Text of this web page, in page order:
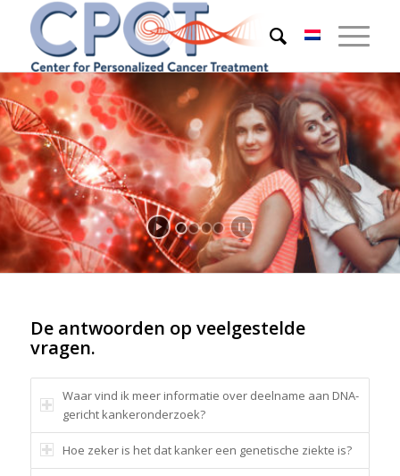
De antwoorden op veelgestelde
vragen.
Waar vind ik meer informatie over deelname aan DNA-
gericht kankeronderzoek?
Hoe zeker is het dat kanker een genetische ziekte is?